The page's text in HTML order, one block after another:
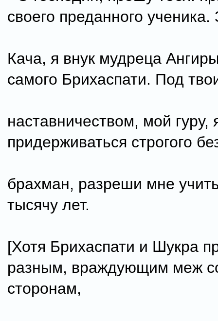
своего преданного ученика.
Кача, я внук мудреца
самого Брихаспати. Под
наставничеством, мой гуру,
придерживаться строгого
брахман, разреши мне
тысячу лет.
[Хотя Брихаспати и Шукра
разным, враждующим меж
сторонам,